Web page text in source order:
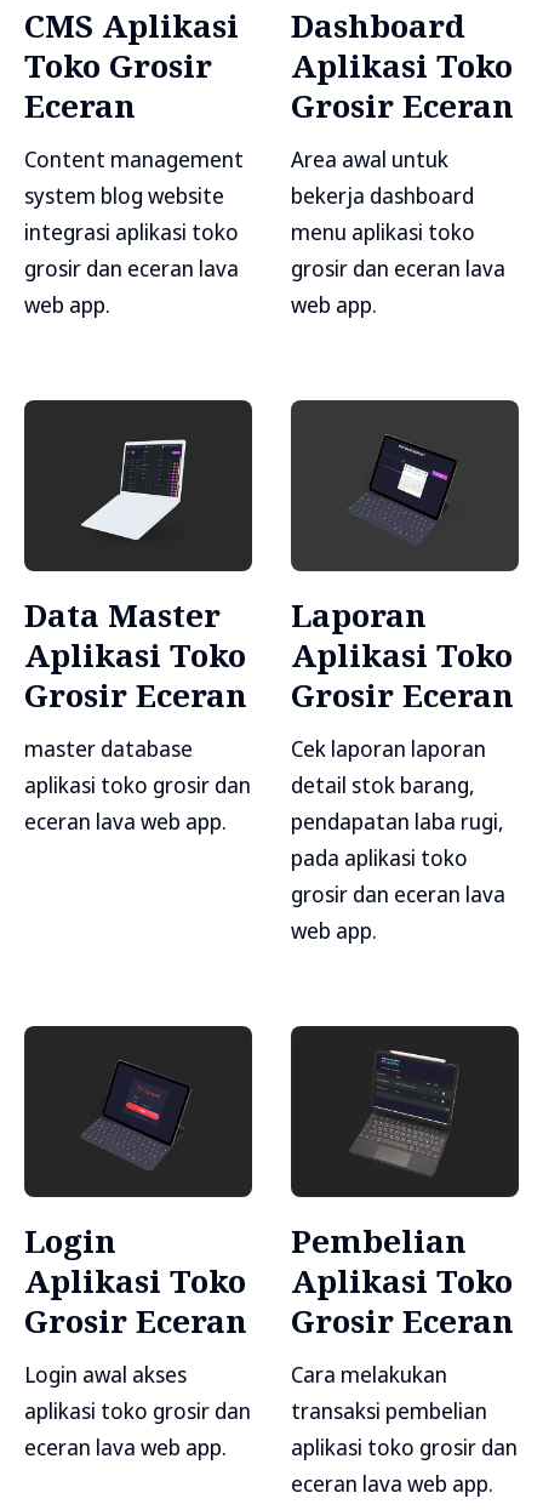
CMS Aplikasi
Toko Grosir
Eceran
Content management
system blog website
integrasi aplikasi toko
grosir dan eceran lava
web app.
Dashboard
Aplikasi Toko
Grosir Eceran
Area awal untuk
bekerja dashboard
menu aplikasi toko
grosir dan eceran lava
web app.
Data Master
Aplikasi Toko
Grosir Eceran
master database
aplikasi toko grosir dan
eceran lava web app.
Laporan
Aplikasi Toko
Grosir Eceran
Cek laporan laporan
detail stok barang,
pendapatan laba rugi,
pada aplikasi toko
grosir dan eceran lava
web app.
Login
Aplikasi Toko
Grosir Eceran
Login awal akses
aplikasi toko grosir dan
eceran lava web app.
Pembelian
Aplikasi Toko
Grosir Eceran
Cara melakukan
transaksi pembelian
aplikasi toko grosir dan
eceran lava web app.